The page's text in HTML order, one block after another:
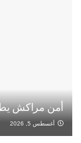
أمن مراكش
أغسطس 5, 2026